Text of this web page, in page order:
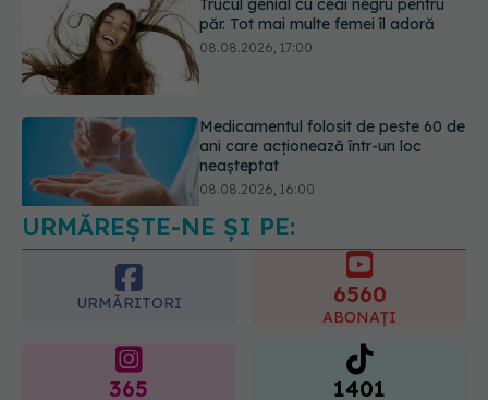
Medicamentul folosit de peste 60 de
ani care acționează într-un loc
neașteptat
Transpirații nocturne: semnul ignorat
care poate ascunde probleme
serioase de sănătate
08.08.2026, 20:00
URMĂREȘTE-NE ȘI PE:
URMĂRITORI
365
URMĂRITORI
1401
URMĂRITORI
ARTICOLE SIMILARE